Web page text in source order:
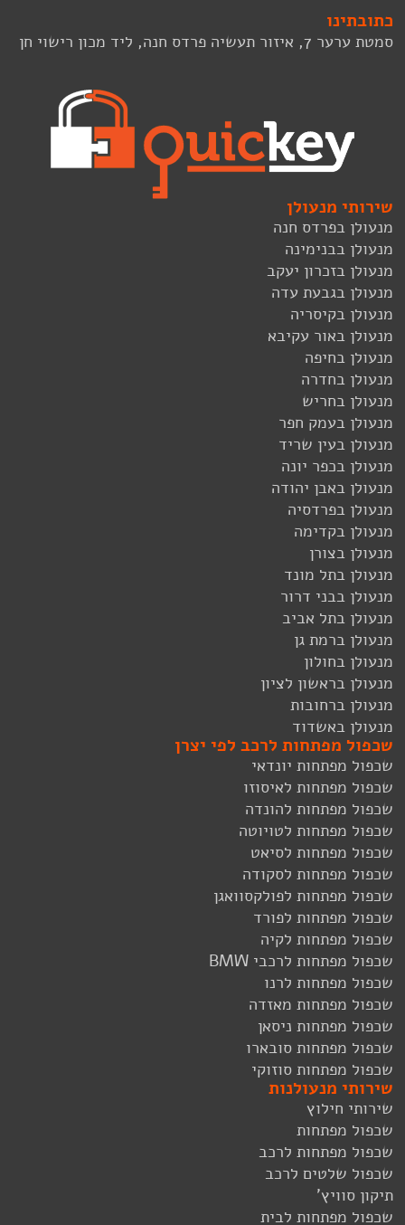
כתובתינו
סמטת ערער 7, איזור תעשיה פרדס חנה, ליד מכון רישוי חן
שירותי מנעולן
מנעולן בפרדס חנה
מנעולן בבנימינה
מנעולן בזכרון יעקב
מנעולן בגבעת עדה
מנעולן בקיסריה
מנעולן באור עקיבא
מנעולן בחיפה
מנעולן בחדרה
מנעולן בחריש
מנעולן בעמק חפר
מנעולן בעין שריד
מנעולן בכפר יונה
מנעולן באבן יהודה
מנעולן בפרדסיה
מנעולן בקדימה
מנעולן בצורן
מנעולן בתל מונד
מנעולן בבני דרור
מנעולן בתל אביב
מנעולן ברמת גן
מנעולן בחולון
מנעולן בראשון לציון
מנעולן ברחובות
מנעולן באשדוד
שכפול מפתחות לרכב לפי יצרן
שכפול מפתחות יונדאי
שכפול מפתחות לאיסוזו
שכפול מפתחות להונדה
שכפול מפתחות לטויוטה
שכפול מפתחות לסיאט
שכפול מפתחות לסקודה
שכפול מפתחות לפולקסוואגן
שכפול מפתחות לפורד
שכפול מפתחות לקיה
שכפול מפתחות לרכבי BMW
שכפול מפתחות לרנו
שכפול מפתחות מאזדה
שכפול מפתחות ניסאן
שכפול מפתחות סובארו
שכפול מפתחות סוזוקי
שירותי מנעולנות
שירותי חילוץ
שכפול מפתחות
שכפול מפתחות לרכב
שכפול שלטים לרכב
תיקון סוויץ'
שכפול מפתחות לבית